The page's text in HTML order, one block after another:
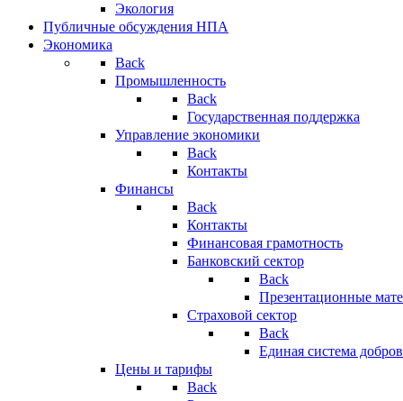
Экология
Публичные обсуждения НПА
Экономика
Back
Промышленность
Back
Государственная поддержка
Управление экономики
Back
Контакты
Финансы
Back
Контакты
Финансовая грамотность
Банковский сектор
Back
Презентационные
Страховой сектор
Back
Единая система
Цены и тарифы
Back